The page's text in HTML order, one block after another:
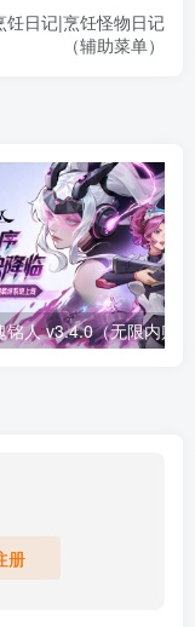
饪日记|烹饪怪物日记
（辅助菜单）
册